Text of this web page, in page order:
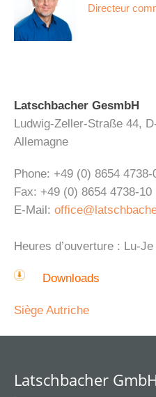
Directeur
Latschbacher GesmbH
Ludwig-Zeller-Straße 44,
Allemagne
Phone: +49 (0) 8654 4738-
Fax: +49 (0) 8654 4738-10
E-Mail:
Heures d’ouverture : Lu-
Downloads
Siège Autriche
Latschbacher GmbH